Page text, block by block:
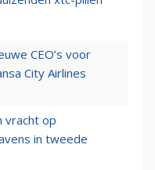
CEO’s voor
City Airlines
vracht op
in tweede